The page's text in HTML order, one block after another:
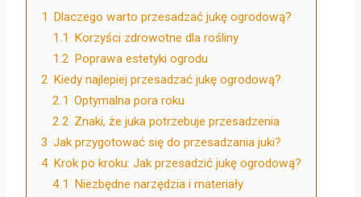
1 Dlaczego warto przesadzać jukę ogrodową?
1.1 Korzyści zdrowotne dla rośliny
1.2 Poprawa estetyki ogrodu
2 Kiedy najlepiej przesadzać jukę ogrodową?
2.1 Optymalna pora roku
2.2 Znaki, że juka potrzebuje przesadzenia
3 Jak przygotować się do przesadzania juki?
4 Krok po kroku: Jak przesadzić jukę ogrodową?
4.1 Niezbędne narzędzia i materiały